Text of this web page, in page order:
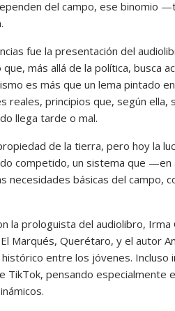
del campo, ese binomio
fue la presentación del
más allá de la política, busca
es más que un lema pintado
reales, principios que, según ella,
llega tarde o mal.
de la tierra, pero hoy la
competido, un sistema que
necesidades básicas del campo,
la prologuista del audiolibro, Irma
Marqués, Querétaro, y el autor
entre los jóvenes. Incluso
TikTok, pensando especialmente